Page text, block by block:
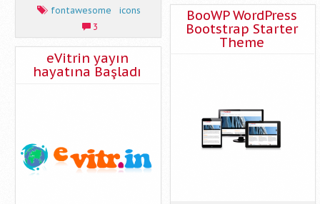
fontawesome
icons
3
eVitrin yayın
hayatına Başladı
BooWP WordPress
Bootstrap Starter
Theme